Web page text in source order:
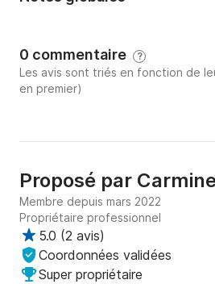
0 commentaire ?
Les avis sont triés en fonction de
en premier)
Proposé par
Membre depuis mars 2022
Propriétaire professionnel
5.0 (2 avis)
Coordonnées validées
Super propriétaire